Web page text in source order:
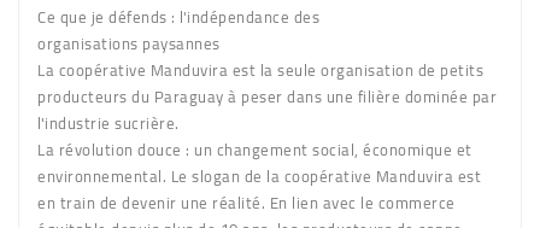
Ce que je défends : l'indépendance des
organisations paysannes
La coopérative Manduvira est la seule organisation de petits
producteurs du Paraguay à peser dans une filière dominée par
l'industrie sucrière.
La révolution douce : un changement social, économique et
environnemental. Le slogan de la coopérative Manduvira est
en train de devenir une réalité. En lien avec le commerce